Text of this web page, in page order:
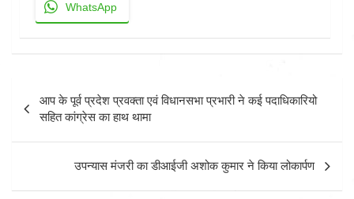
WhatsApp
navigation
आप के पूर्व प्रदेश प्रवक्ता एवं विधानसभा प्रभारी ने कई पदाधिकारियो
सहित कांग्रेस का हाथ थामा
उपन्यास मंजरी का डीआईजी अशोक कुमार ने किया लोकार्पण